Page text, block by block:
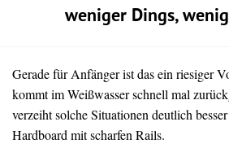
weniger Dings,
Gerade für Anfänger ist das ein riesiger
kommt im Weißwasser schnell mal
verzeiht solche Situationen deutlich
Hardboard mit scharfen Rails.